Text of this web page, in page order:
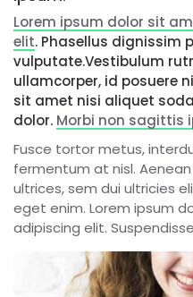
Lorem ipsum dolor sit
elit. Phasellus dignissim
vulputate.Vestibulum
ullamcorper, id posuere
sit amet nisi aliquet
dolor. Morbi non sagittis
Fusce tortor metus,
fermentum at nisl.
ultrices, sem dui ultricies
eget enim. Lorem ipsum
adipiscing elit.